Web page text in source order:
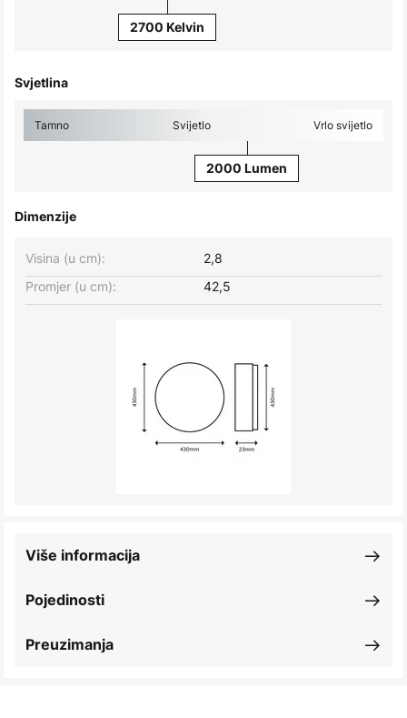
2700 Kelvin
Svjetlina
Tamno Svijetlo Vrlo svijetlo
2000 Lumen
Dimenzije
Visina (u cm):
2,8
Promjer (u cm):
42,5
Pojedinosti
Više informacija
Preuzimanja